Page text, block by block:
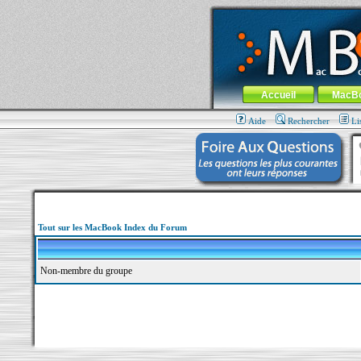
MacBook-fr.com : 100% Apple... 100%
Aller au contenu-Aller au menu
Menu général
Accueil
Aide Rechercher
Tout sur les MacBook Index du Forum
Non-membre du groupe